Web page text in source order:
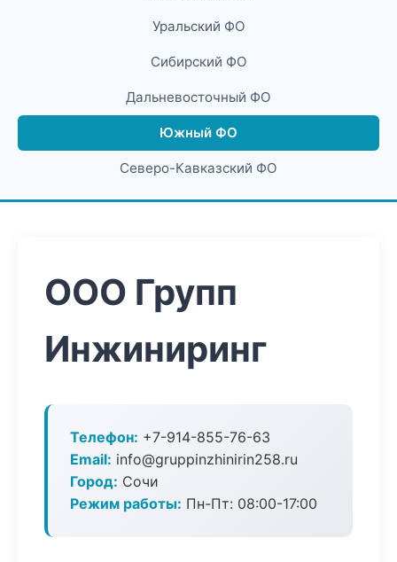
Уральский ФО
Сибирский ФО
Дальневосточный ФО
Южный ФО
Северо-Кавказский ФО
ООО Групп
Инжиниринг
Телефон: +7-914-855-76-63
Email: info@gruppinzhinirin258.ru
Город: Сочи
Режим работы: Пн-Пт: 08:00-17:00